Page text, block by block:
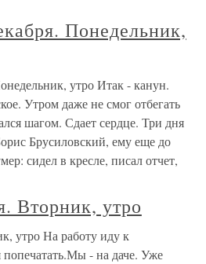
Понедельник,
утро Итак - канун.
Утром даже не смог отбегать
шагом. Сдает сердце. Три дня
Брусиловский, ему еще до
сидел в кресле, писал отчет,
Вторник, утро
утро На работу иду к
попечатать.Мы - на даче. Уже